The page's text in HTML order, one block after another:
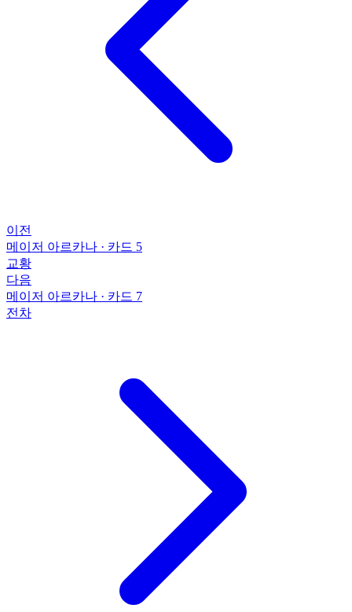
이전
메이저 아르카나 · 카드 5
교황
다음
메이저 아르카나 · 카드 7
전차